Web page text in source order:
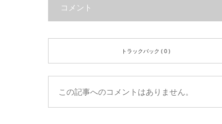
コメント
トラックバック ( 0 )
この記事へのコメントはありません。